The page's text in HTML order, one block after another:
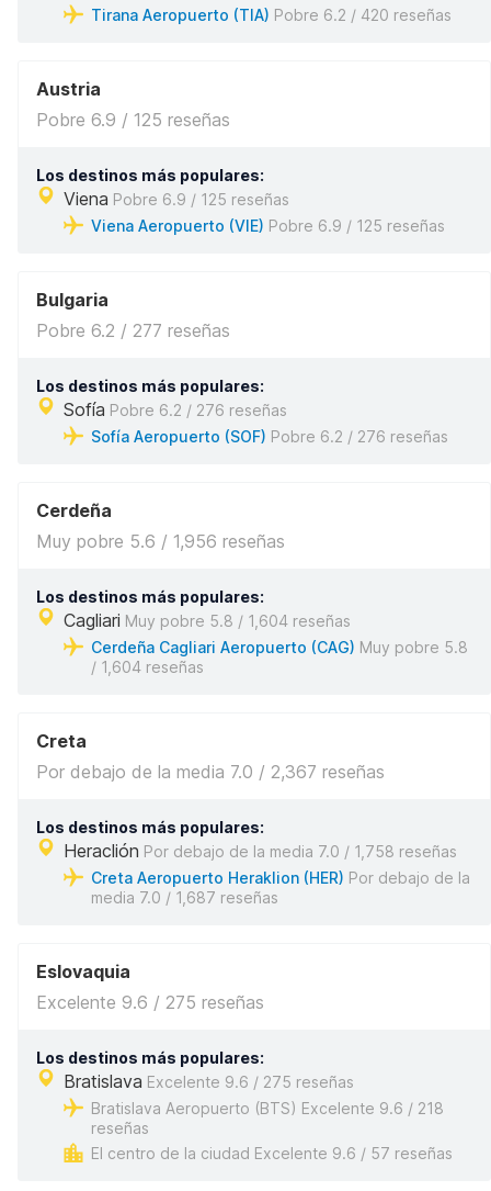
Tirana Aeropuerto (TIA) Pobre 6.2 / 420 reseñas
Austria
Pobre 6.9 / 125 reseñas
Los destinos más populares:
Viena Pobre 6.9 / 125 reseñas
Viena Aeropuerto (VIE) Pobre 6.9 / 125 reseñas
Bulgaria
Pobre 6.2 / 277 reseñas
Los destinos más populares:
Sofía Pobre 6.2 / 276 reseñas
Sofía Aeropuerto (SOF) Pobre 6.2 / 276 reseñas
Cerdeña
Muy pobre 5.6 / 1,956 reseñas
Los destinos más populares:
Cagliari Muy pobre 5.8 / 1,604 reseñas
Cerdeña Cagliari Aeropuerto (CAG) Muy pobre 5.8
/ 1,604 reseñas
Creta
Por debajo de la media 7.0 / 2,367 reseñas
Los destinos más populares:
Heraclión Por debajo de la media 7.0 / 1,758 reseñas
Creta Aeropuerto Heraklion (HER) Por debajo de la
media 7.0 / 1,687 reseñas
Eslovaquia
Excelente 9.6 / 275 reseñas
Los destinos más populares:
Bratislava Excelente 9.6 / 275 reseñas
Bratislava Aeropuerto (BTS) Excelente 9.6 / 218
reseñas
El centro de la ciudad Excelente 9.6 / 57 reseñas